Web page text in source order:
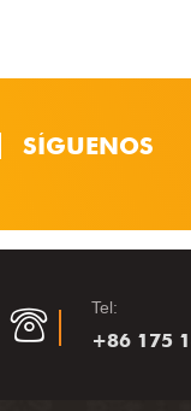
SÍGUENOS
Tel:
+86 175